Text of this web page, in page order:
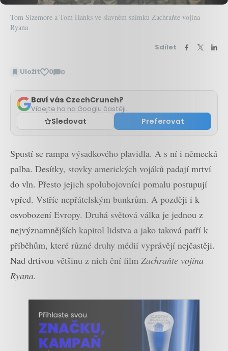
Tom Sizemore a Tom Hanks ve slavném snímku Zachraňte vojína
Ryana
Sdílet
Uložit 0 0
Zobrazit
Baví vás CzechCrunch?
Vídejte ho na Googlu častěji.
Sledovat Preferovat
Spustí se rampa výsadkového plavidla. A s ní i německá
palba. Desítky, stovky amerických vojáků padají mrtví
do vln. Přesto jejich spolubojovníci pomalu postupují
vpřed. Vstříc nepřátelským bunkrům. A později i k
osvobození Evropy. Druhá světová válka je jednou z
nejvýznamnějších kapitol lidstva a jako taková patří k
příběhům, které různé druhy médií vyprávějí nejčastěji.
Nad drtivou většinu z nich ční film Zachraňte vojína
Ryana.